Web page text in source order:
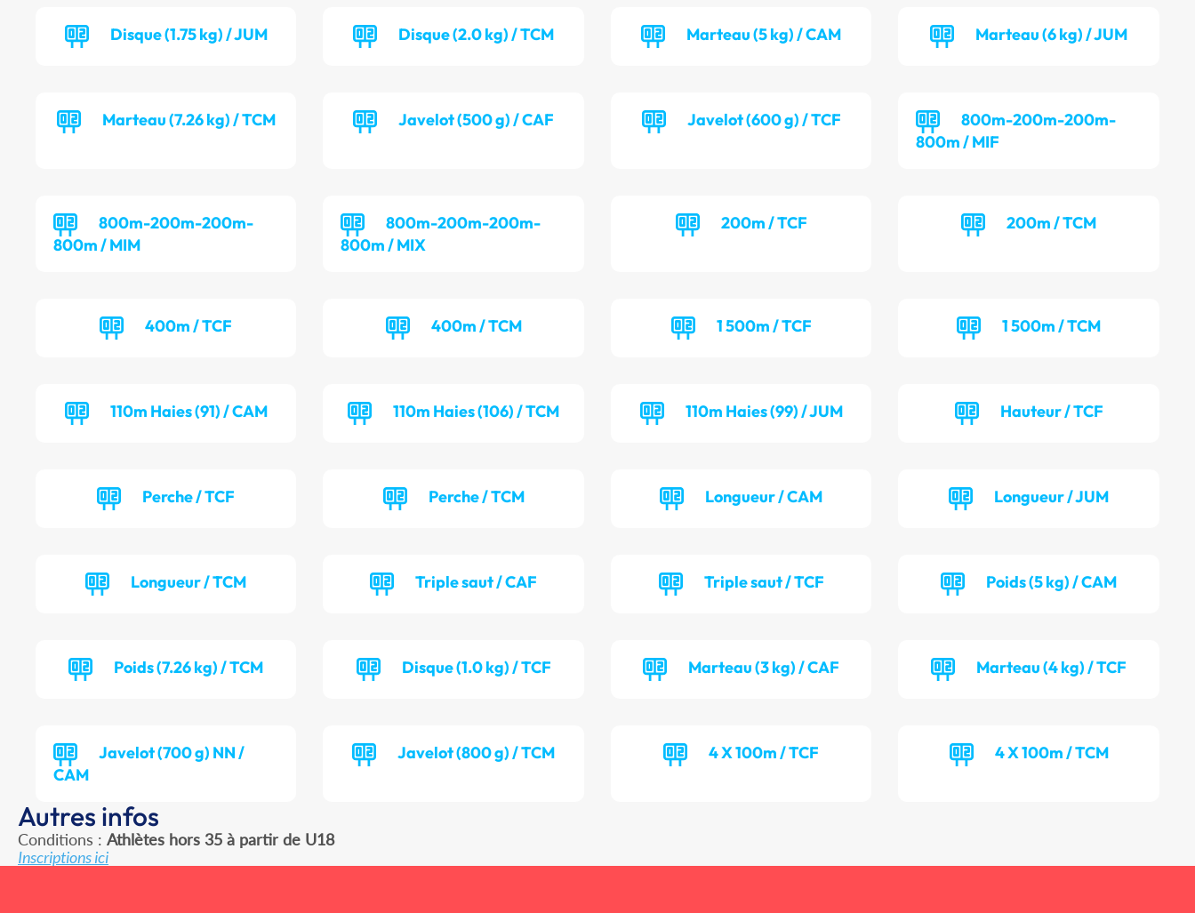
Disque (1.75 kg) / JUM Disque (2.0 kg) / TCM Marteau (5 kg) / CAM Marteau (6 kg) / JUM
Marteau (7.26 kg) / TCM Javelot (500 g) / CAF Javelot (600 g) / TCF
800m-200m-200m-
800m / MIF
800m-200m-200m-
800m / MIM
800m-200m-200m-
800m / MIX
200m / TCF 200m / TCM
400m / TCF 400m / TCM 1 500m / TCF 1 500m / TCM
110m Haies (91) / CAM 110m Haies (106) / TCM 110m Haies (99) / JUM Hauteur / TCF
Perche / TCF Perche / TCM Longueur / CAM Longueur / JUM
Longueur / TCM Triple saut / CAF Triple saut / TCF Poids (5 kg) / CAM
Poids (7.26 kg) / TCM Disque (1.0 kg) / TCF Marteau (3 kg) / CAF Marteau (4 kg) / TCF
Javelot (700 g) NN /
CAM
Javelot (800 g) / TCM 4 X 100m / TCF 4 X 100m / TCM
Autres infos
Conditions : Athlètes hors 35 à partir de U18
Inscriptions ici